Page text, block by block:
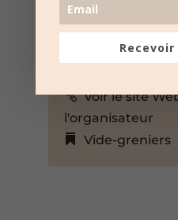
APE Boisset et
06 15 53 66 42
Voir le site
l'organisateur
Vide-greniers